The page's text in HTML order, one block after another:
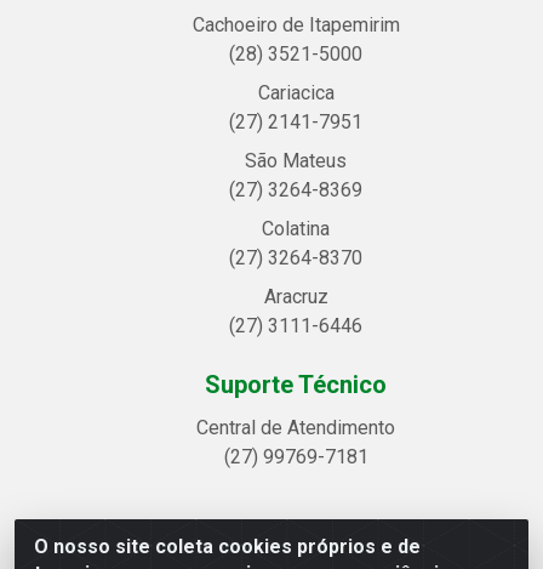
O nosso site coleta cookies próprios e de
Cachoeiro de Itapemirim
(28) 3521-5000
Cariacica
(27) 2141-7951
São Mateus
(27) 3264-8369
Colatina
(27) 3264-8370
Aracruz
(27) 3111-6446
Suporte Técnico
Central de Atendimento
(27) 99769-7181
Linhavix Distribuidora LTDA - Avenida Alegre, 2521 -